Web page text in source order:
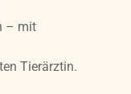
– mit
Tierärztin.